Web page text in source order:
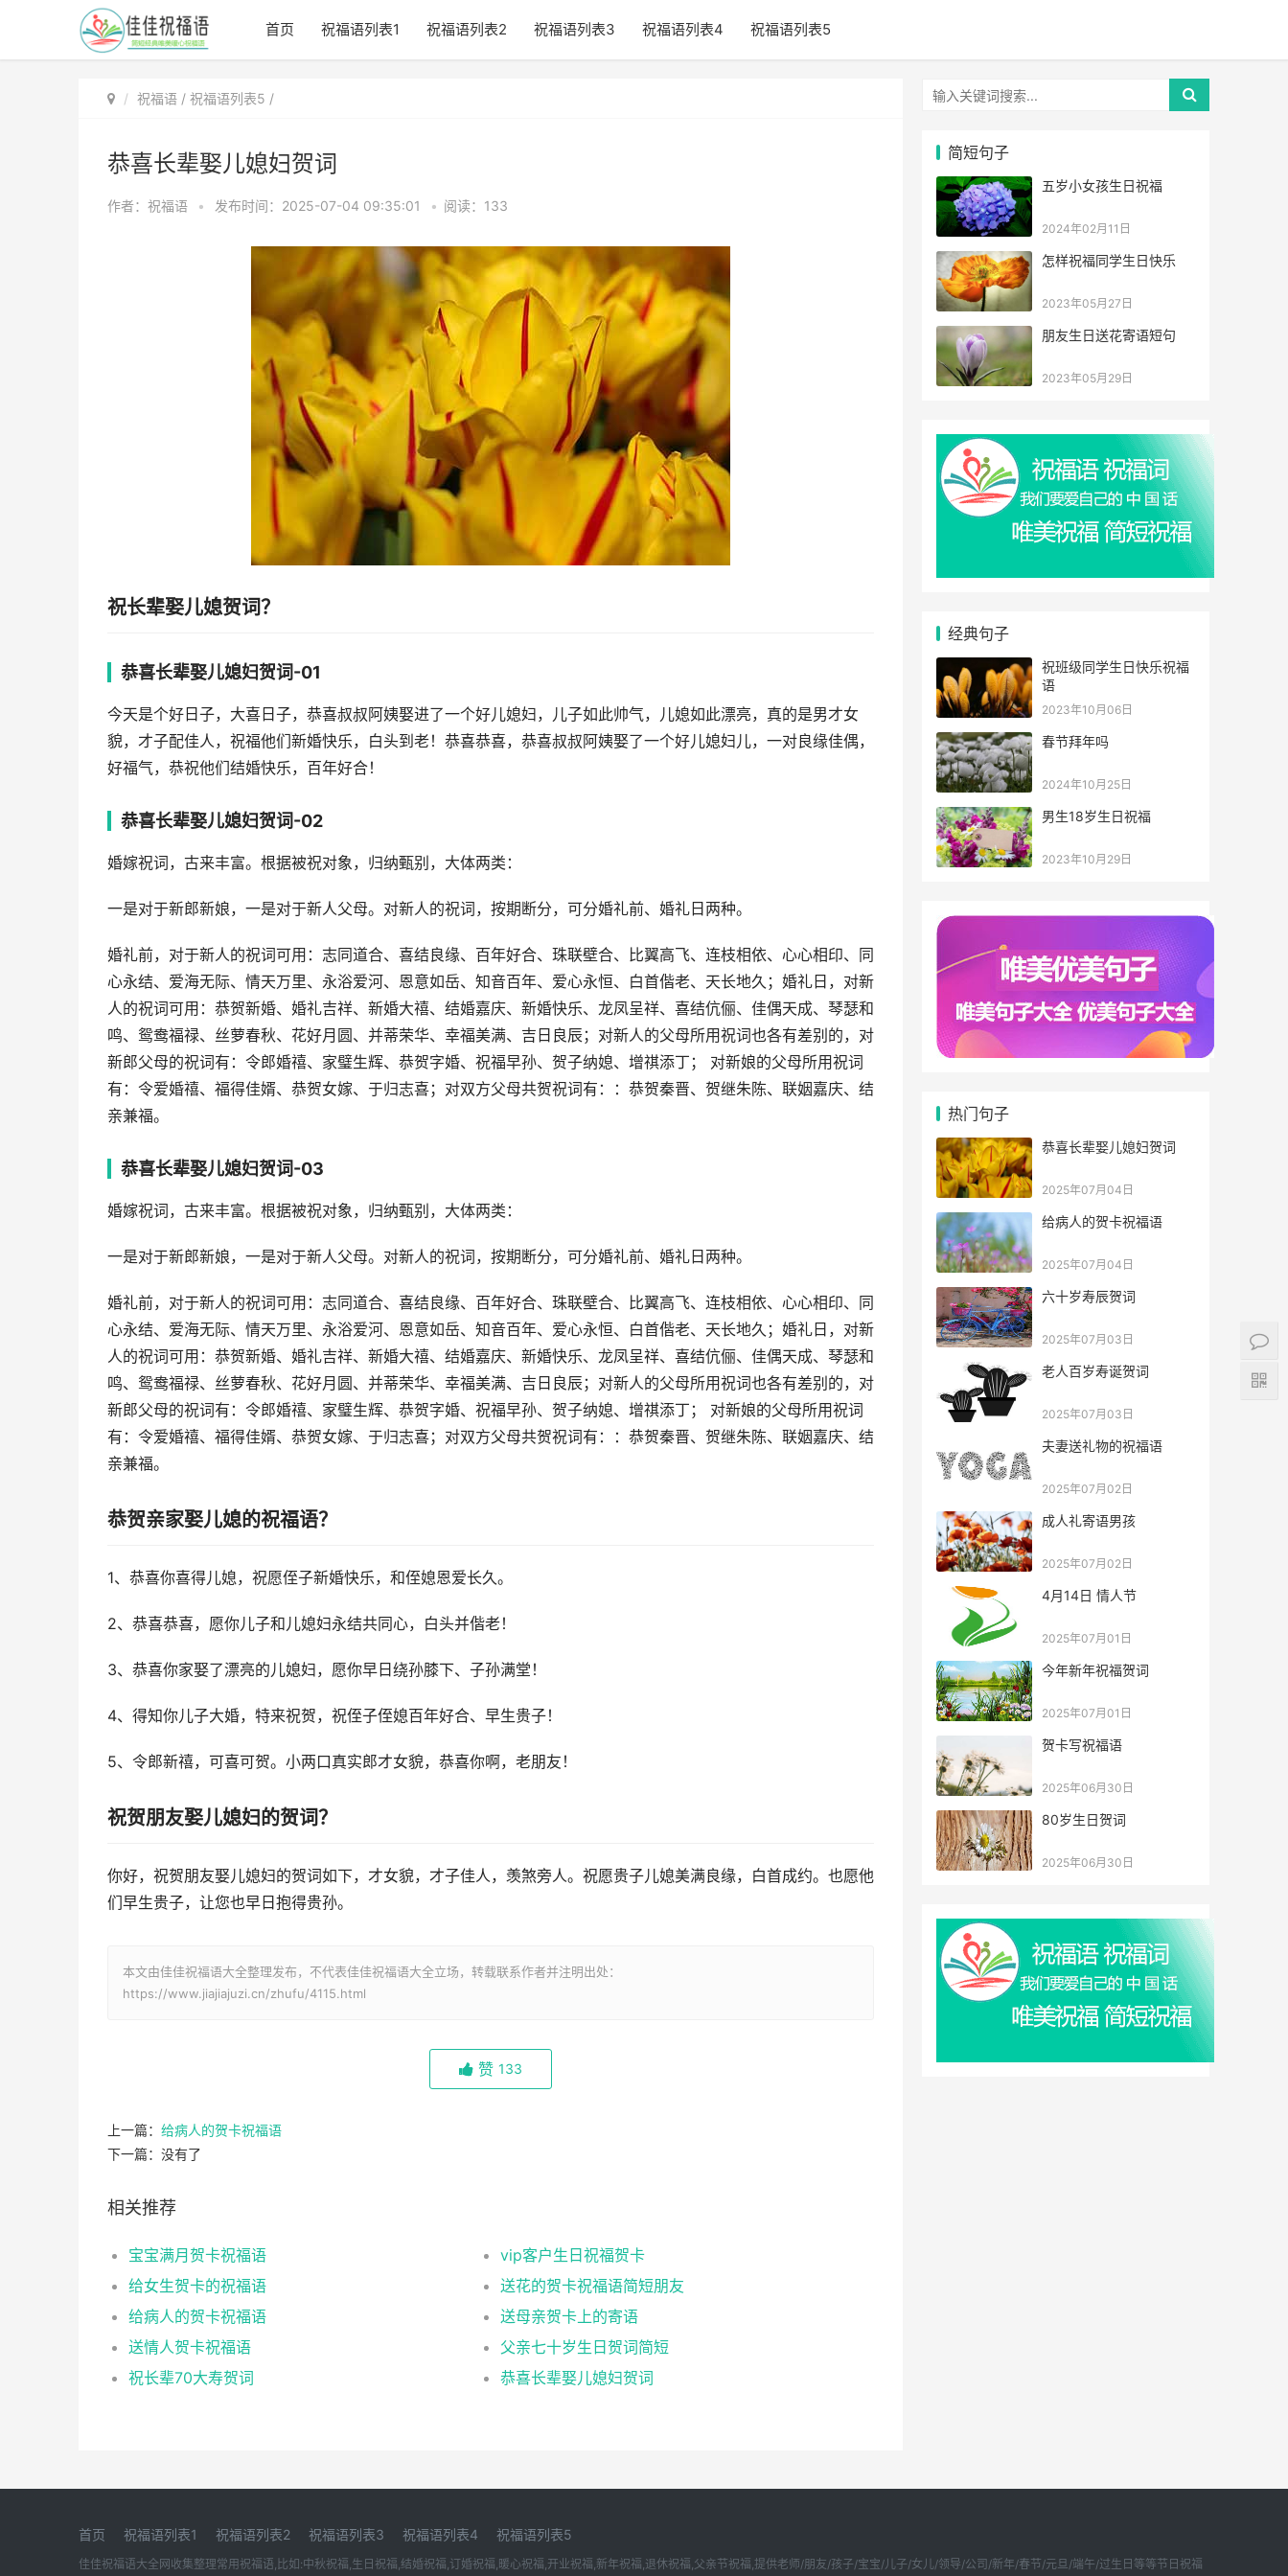
首页 祝福语列表1 祝福语列表2 祝福语列表3 祝福语列表4 祝福语列表5
祝福语 / 祝福语列表5 /
恭喜长辈娶儿媳妇贺词
作者：祝福语 • 发布时间：2025-07-04 09:35:01 • 阅读：133
祝长辈娶儿媳贺词？
恭喜长辈娶儿媳妇贺词-01
今天是个好日子，大喜日子，恭喜叔叔阿姨娶进了一个好儿媳妇，儿子如此帅气，儿媳如此漂亮，真的是男才女
貌，才子配佳人，祝福他们新婚快乐，白头到老！恭喜恭喜，恭喜叔叔阿姨娶了一个好儿媳妇儿，一对良缘佳偶，
好福气，恭祝他们结婚快乐，百年好合！
恭喜长辈娶儿媳妇贺词-02
婚嫁祝词，古来丰富。根据被祝对象，归纳甄别，大体两类：
一是对于新郎新娘，一是对于新人父母。对新人的祝词，按期断分，可分婚礼前、婚礼日两种。
婚礼前，对于新人的祝词可用：志同道合、喜结良缘、百年好合、珠联壁合、比翼高飞、连枝相依、心心相印、同
心永结、爱海无际、情天万里、永浴爱河、恩意如岳、知音百年、爱心永恒、白首偕老、天长地久；婚礼日，对新
人的祝词可用：恭贺新婚、婚礼吉祥、新婚大禧、结婚嘉庆、新婚快乐、龙凤呈祥、喜结伉俪、佳偶天成、琴瑟和
鸣、鸳鸯福禄、丝萝春秋、花好月圆、并蒂荣华、幸福美满、吉日良辰；对新人的父母所用祝词也各有差别的，对
新郎父母的祝词有：令郎婚禧、家璧生辉、恭贺字婚、祝福早孙、贺子纳媳、增祺添丁； 对新娘的父母所用祝词
有：令爱婚禧、福得佳婿、恭贺女嫁、于归志喜；对双方父母共贺祝词有：：恭贺秦晋、贺继朱陈、联姻嘉庆、结
亲兼福。
恭喜长辈娶儿媳妇贺词-03
婚嫁祝词，古来丰富。根据被祝对象，归纳甄别，大体两类：
一是对于新郎新娘，一是对于新人父母。对新人的祝词，按期断分，可分婚礼前、婚礼日两种。
婚礼前，对于新人的祝词可用：志同道合、喜结良缘、百年好合、珠联壁合、比翼高飞、连枝相依、心心相印、同
心永结、爱海无际、情天万里、永浴爱河、恩意如岳、知音百年、爱心永恒、白首偕老、天长地久；婚礼日，对新
人的祝词可用：恭贺新婚、婚礼吉祥、新婚大禧、结婚嘉庆、新婚快乐、龙凤呈祥、喜结伉俪、佳偶天成、琴瑟和
鸣、鸳鸯福禄、丝萝春秋、花好月圆、并蒂荣华、幸福美满、吉日良辰；对新人的父母所用祝词也各有差别的，对
新郎父母的祝词有：令郎婚禧、家璧生辉、恭贺字婚、祝福早孙、贺子纳媳、增祺添丁； 对新娘的父母所用祝词
有：令爱婚禧、福得佳婿、恭贺女嫁、于归志喜；对双方父母共贺祝词有：：恭贺秦晋、贺继朱陈、联姻嘉庆、结
亲兼福。
恭贺亲家娶儿媳的祝福语？
1、恭喜你喜得儿媳，祝愿侄子新婚快乐，和侄媳恩爱长久。
2、恭喜恭喜，愿你儿子和儿媳妇永结共同心，白头并偕老！
3、恭喜你家娶了漂亮的儿媳妇，愿你早日绕孙膝下、子孙满堂！
4、得知你儿子大婚，特来祝贺，祝侄子侄媳百年好合、早生贵子！
5、令郎新禧，可喜可贺。小两口真实郎才女貌，恭喜你啊，老朋友！
祝贺朋友娶儿媳妇的贺词？
你好，祝贺朋友娶儿媳妇的贺词如下，才女貌，才子佳人，羡煞旁人。祝愿贵子儿媳美满良缘，白首成约。也愿他
们早生贵子，让您也早日抱得贵孙。
本文由佳佳祝福语大全整理发布，不代表佳佳祝福语大全立场，转载联系作者并注明出处：
https://www.jiajiajuzi.cn/zhufu/4115.html
赞 133
上一篇： 给病人的贺卡祝福语
下一篇：没有了
相关推荐
宝宝满月贺卡祝福语
vip客户生日祝福贺卡
给女生贺卡的祝福语
送花的贺卡祝福语简短朋友
给病人的贺卡祝福语
送母亲贺卡上的寄语
送情人贺卡祝福语
父亲七十岁生日贺词简短
祝长辈70大寿贺词
恭喜长辈娶儿媳妇贺词
简短句子
五岁小女孩生日祝福
2024年02月11日
怎样祝福同学生日快乐
2023年05月27日
朋友生日送花寄语短句
2023年05月29日
经典句子
祝班级同学生日快乐祝福
语
2023年10月06日
春节拜年吗
2024年10月25日
男生18岁生日祝福
2023年10月29日
热门句子
恭喜长辈娶儿媳妇贺词
2025年07月04日
给病人的贺卡祝福语
2025年07月04日
六十岁寿辰贺词
2025年07月03日
老人百岁寿诞贺词
2025年07月03日
夫妻送礼物的祝福语
2025年07月02日
成人礼寄语男孩
2025年07月02日
4月14日 情人节
2025年07月01日
今年新年祝福贺词
2025年07月01日
贺卡写祝福语
2025年06月30日
80岁生日贺词
2025年06月30日
首页 祝福语列表1 祝福语列表2 祝福语列表3 祝福语列表4 祝福语列表5
佳佳祝福语大全网收集整理常用祝福语,比如:中秋祝福,生日祝福,结婚祝福,订婚祝福,暖心祝福,开业祝福,新年祝福,退休祝福,父亲节祝福,提供老师/朋友/孩子/宝宝/儿子/女儿/领导/公司/新年/春节/元旦/端午/过生日等等节日祝福